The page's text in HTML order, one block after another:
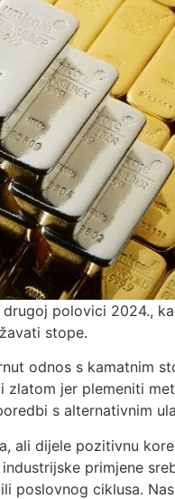
polovici 2024.,
stope.
odnos s kamatnim
jer plemeniti
s alternativnim
ali dijele pozitivnu
primjene
poslovnog ciklusa.